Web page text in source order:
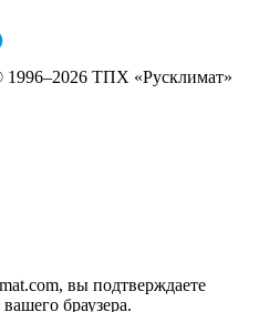
1996–2026 ТПХ «Русклимат»
вы подтверждаете
браузера.